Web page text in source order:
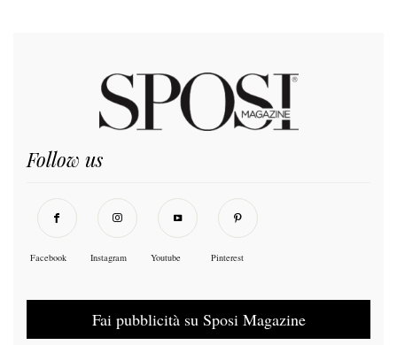
Follow us
Facebook Instagram Youtube Pinterest
Fai pubblicità su Sposi Magazine